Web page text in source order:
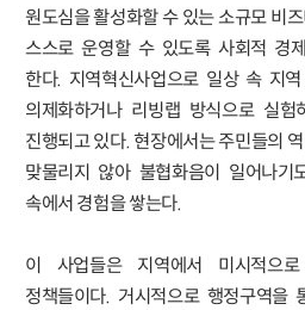
원도심을 활성화할 수 있는 소규모 비
스스로 운영할 수 있도록 사회적 경
한다. 지역혁신사업으로 일상 속 지
의제화하거나 리빙랩 방식으로 실험
진행되고 있다. 현장에서는 주민들의
맞물리지 않아 불협화음이 일어나기
속에서 경험을 쌓는다.
이 사업들은 지역에서 미시적으
정책들이다. 거시적으로 행정구역을